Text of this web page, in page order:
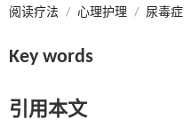
阅读疗法 / 心理护理 / 尿毒症
Key words
引用本文